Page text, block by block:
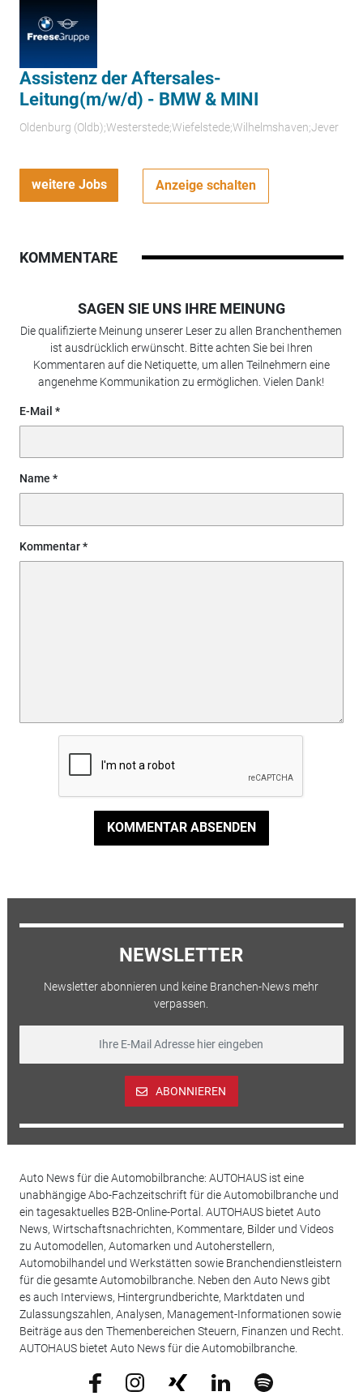
Assistenz der Aftersales-
Leitung(m/w/d) - BMW & MINI
Oldenburg (Oldb);Westerstede;Wiefelstede;Wilhelmshaven;Jever
weitere Jobs Anzeige schalten
KOMMENTARE
SAGEN SIE UNS IHRE MEINUNG
Die qualifizierte Meinung unserer Leser zu allen Branchenthemen
ist ausdrücklich erwünscht. Bitte achten Sie bei Ihren
Kommentaren auf die Netiquette, um allen Teilnehmern eine
angenehme Kommunikation zu ermöglichen. Vielen Dank!
E-Mail
Name
Kommentar
KOMMENTAR ABSENDEN
NEWSLETTER
Newsletter abonnieren und keine Branchen-News mehr
verpassen.
ABONNIEREN
Auto News für die Automobilbranche: AUTOHAUS ist eine
unabhängige Abo-Fachzeitschrift für die Automobilbranche und
ein tagesaktuelles B2B-Online-Portal. AUTOHAUS bietet Auto
News, Wirtschaftsnachrichten, Kommentare, Bilder und Videos
zu Automodellen, Automarken und Autoherstellern,
Automobilhandel und Werkstätten sowie Branchendienstleistern
für die gesamte Automobilbranche. Neben den Auto News gibt
es auch Interviews, Hintergrundberichte, Marktdaten und
Zulassungszahlen, Analysen, Management-Informationen sowie
Beiträge aus den Themenbereichen Steuern, Finanzen und Recht.
AUTOHAUS bietet Auto News für die Automobilbranche.